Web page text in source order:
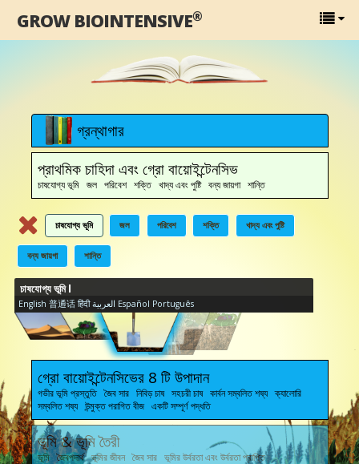
GROW BIOINTENSIVE®
গ্রন্থাগার
প্রাথমিক চাহিদা এবং গ্রো বায়োইন্টেনসিভ
চাষযোগ্য ভূমি জল পরিবেশ শক্তি খাদ্য এবং পুষ্টি বন্য জায়গা শান্তি
চাষযোগ্য ভূমি জল পরিবেশ শক্তি খাদ্য এবং পুষ্টি
বন্য জায়গা শান্তি
চাষযোগ্য ভূমি I
English 普通话 हिंदी العربية Español Português
গ্রো বায়োইন্টেনসিভের 8 টি উপাদান
গভীর ভূমি প্রস্তুতি জৈব সার নিবিড় চাষ সহচরী চাষ কার্বন সম্বলিত শষ্য ক্যালোরি
সম্বলিত শষ্য উন্মুক্ত পরাগিত বীজ একটি সম্পূর্ণ পদ্ধতি
ভূমি & ভূমি তৈরী
ভূমি জৈবপদার্থ ভূমির জীবন জৈব সার ভূমির উর্বরতা এবং উর্বরতা প্রাপ্তি